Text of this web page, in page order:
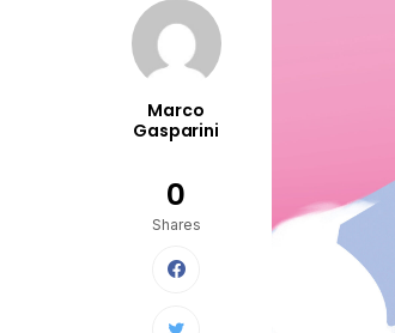
Marco
Gasparini
0
Shares